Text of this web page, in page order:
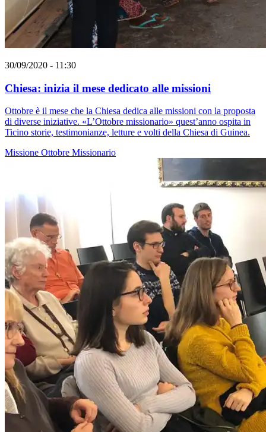
30/09/2020 - 11:30
Chiesa: inizia il mese dedicato alle missioni
Ottobre è il mese che la Chiesa dedica alle missioni con la proposta
di diverse iniziative. «L’Ottobre missionario» quest’anno ospita in
Ticino storie, testimonianze, letture e volti della Chiesa di Guinea.
Missione Ottobre Missionario